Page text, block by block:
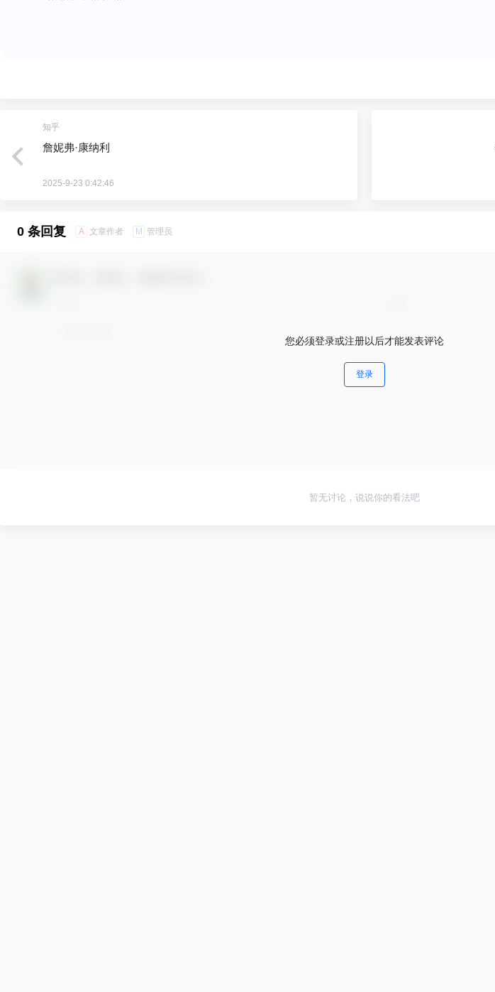
知乎
詹妮弗·康纳利
2025-9-23 0:42:46
0 条回复 A 文章作者 M 管理员
您必须登录或注册以后才能发表评论
登录
暂无讨论，说说你的看法吧